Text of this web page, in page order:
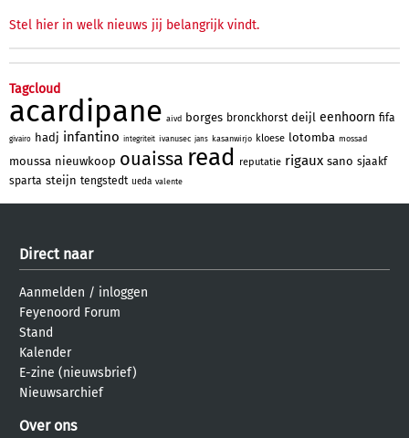
Stel hier in welk nieuws jij belangrijk vindt.
Tagcloud
acardipane aivd borges bronckhorst deijl eenhoorn fifa
givairo hadj infantino integriteit ivanusec jans kasanwirjo kloese lotomba mossad
moussa nieuwkoop ouaissa read reputatie rigaux sano sjaakf
sparta steijn tengstedt ueda valente
Direct naar
Aanmelden / inloggen
Feyenoord Forum
Stand
Kalender
E-zine (nieuwsbrief)
Nieuwsarchief
Over ons